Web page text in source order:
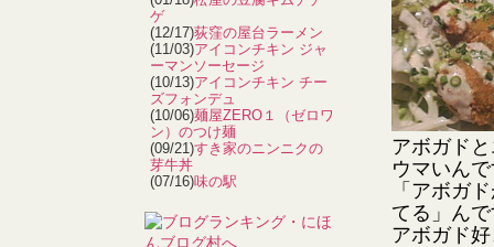
ゲ
(12/17)荻窪の屋台ラーメン
(11/03)アイコンチキン ジャ
ーマンソーセージ
(10/13)アイコンチキン チー
ズフォンデュ
(10/06)麺屋ZERO１（ゼロワ
ン）のつけ麺
(09/21)すき家のニンニクの
芽牛丼
(07/16)味の駅
アボガド
ウマいん
「アボガ
てる」ん
アボガド